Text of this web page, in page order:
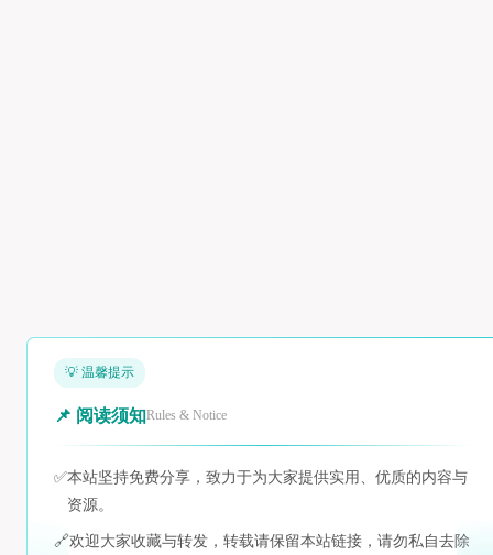
💡 温馨提示
📌 阅读须知Rules & Notice
✅本站坚持免费分享，致力于为大家提供实用、优质的内容与
资源。
🔗欢迎大家收藏与转发，转载请保留本站链接，请勿私自去除